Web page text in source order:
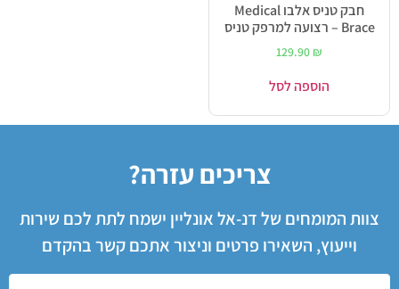
חבק טניס אלבו Medical
Brace – רצועה למרפק טניס
129.90 ₪
הוספה לסל
צריכים עזרה?
צוות המומחים של דנ-אל אונליין ישמח לתת לכם שירות
וייעוץ, השאירו פרטים וניצור אתכם קשר בהקדם